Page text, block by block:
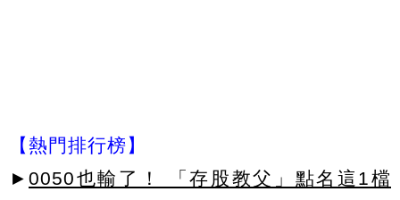
【熱門排行榜】
► 0050也輸了！ 「存股教父」點名這1檔